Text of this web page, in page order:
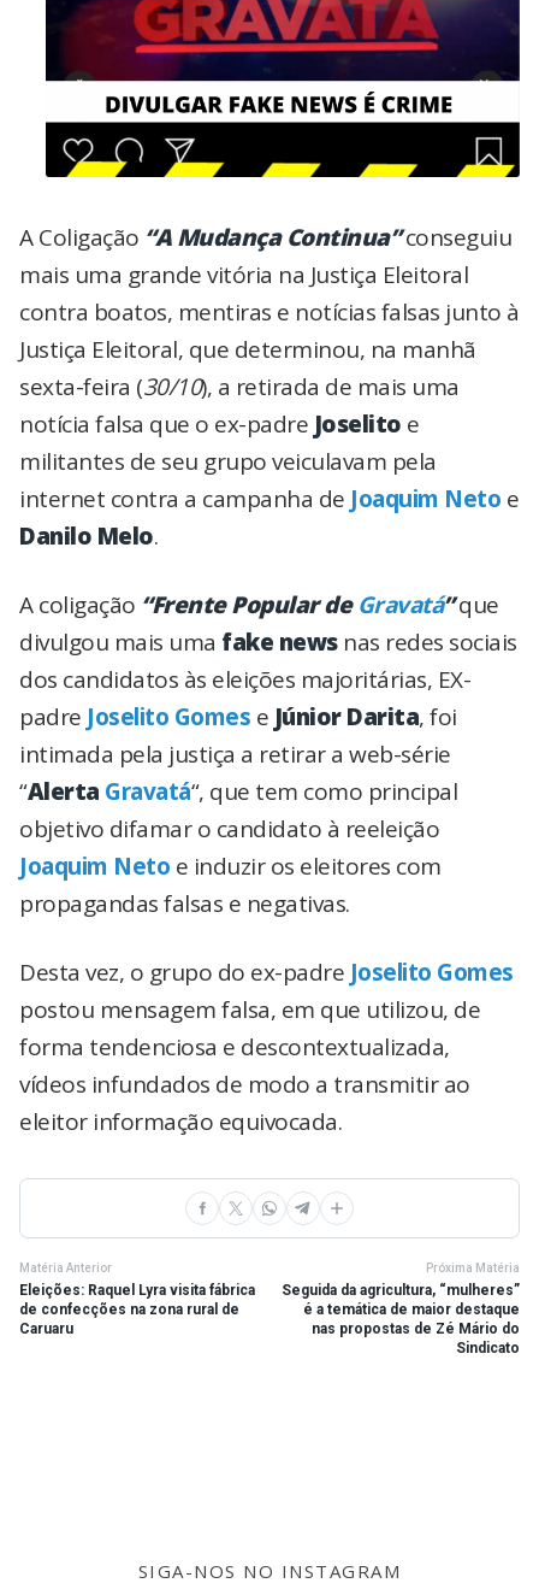
A Coligação “A Mudança Continua”conseguiu
mais uma grande vitória na Justiça Eleitoral
contra boatos, mentiras e notícias falsas junto à
Justiça Eleitoral, que determinou, na manhã
sexta-feira (30/10), a retirada de mais uma
notícia falsa que o ex-padre Joselito e
militantes de seu grupo veiculavam pela
internet contra a campanha de Joaquim Neto e
Danilo Melo.
A coligação “Frente Popular deGravatá”que
divulgou mais uma fake news nas redes sociais
dos candidatos às eleições majoritárias, EX-
padre Joselito Gomes e Júnior Darita, foi
intimada pela justiça a retirar a web-série
“Alerta Gravatá“, que tem como principal
objetivo difamar o candidato à reeleição
Joaquim Neto e induzir os eleitores com
propagandas falsas e negativas.
Desta vez, o grupo do ex-padre Joselito Gomes
postou mensagem falsa, em que utilizou, de
forma tendenciosa e descontextualizada,
vídeos infundados de modo a transmitir ao
eleitor informação equivocada.
Matéria Anterior
Eleições: Raquel Lyra visita fábrica
de confecções na zona rural de
Caruaru
Próxima Matéria
Seguida da agricultura, “mulheres”
é a temática de maior destaque
nas propostas de Zé Mário do
Sindicato
SIGA-NOS NO INSTAGRAM